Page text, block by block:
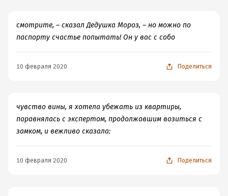
смотрите, – сказал Дедушка Мороз, – но можно по
паспорту счастье попытать! Он у вас с собо
10 февраля 2020 Поделиться
чувство вины, я хотела убежать из квартиры,
поравнялась с экспертом, продолжавшим возиться с
замком, и вежливо сказала:
10 февраля 2020 Поделиться